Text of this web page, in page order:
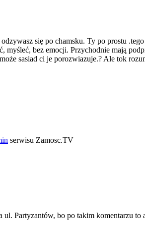
się po chamsku. Ty po prostu
myśleć, bez emocji. Przychodnie mają
sasiad ci je porozwiazuje.? Ale tok
serwisu Zamosc.TV
ul. Partyzantów, bo po takim komentarzu to